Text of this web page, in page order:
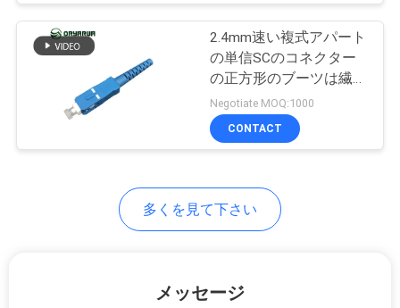
し
繊維光学プロダク
トはカスタマイズ
5
2.4mm速い複式アパート
の単信SCのコネクター
の正方形のブーツは繊維
光学のコネクターを接続
する
Negotiate MOQ:1000
CONTACT
多くを見て下さい
メッセージ